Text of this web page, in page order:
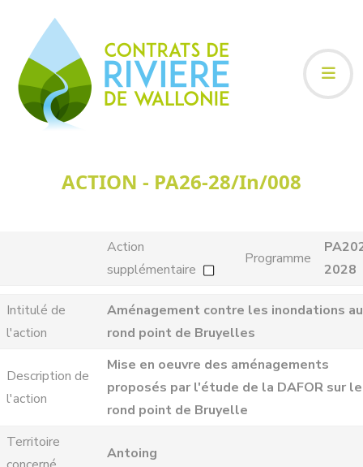
ACTION - PA26-28/In/008
Action
supplémentaire
Programme
2028
Intitulé de
l'action
Aménagement contre les inondations au
rond point de Bruyelles
Description de
l'action
Mise en oeuvre des aménagements
proposés par l'étude de la DAFOR sur le
rond point de Bruyelle
Territoire
Antoing